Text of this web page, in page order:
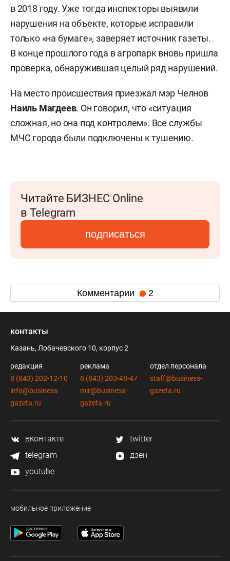
в 2018 году. Уже тогда инспекторы выявили
нарушения на объекте, которые исправили
только «на бумаге», заверяет источник газеты.
В конце прошлого года в агропарк вновь пришла
проверка, обнаружившая целый ряд нарушений.
На место происшествия приезжал мэр Челнов
Наиль Магдеев. Он говорил, что «ситуация
сложная, но она под контролем». Все службы
МЧС города были подключены к тушению.
Читайте БИЗНЕС Online
в Telegram
подписаться
Комментарии 2
контакты
Казань, Лобачевского 10, корпус 2
редакция
8 (843) 202-12-10
info@business-
gazeta.ru
реклама
8 (843) 203-48-47
mir@business-
gazeta.ru
отдел персонала
staff@business-
gazeta.ru
вконтакте
twitter
telegram
дзен
youtube
мобильное приложение